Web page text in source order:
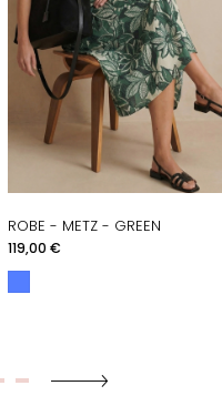
ROBE - METZ - GREEN
Prix
119,00 €